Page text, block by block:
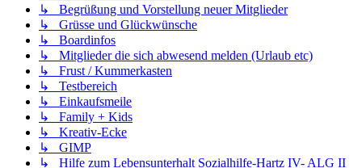
↳ Begrüßung und Vorstellung neuer Mitglieder
↳ Grüsse und Glückwünsche
↳ Boardinfos
↳ Mitglieder die sich abwesend melden (Urlaub etc)
↳ Frust / Kummerkasten
↳ Testbereich
↳ Einkaufsmeile
↳ Family + Kids
↳ Kreativ-Ecke
↳ GIMP
↳ Hilfe zum Lebensunterhalt Sozialhilfe-Hartz IV- ALG II